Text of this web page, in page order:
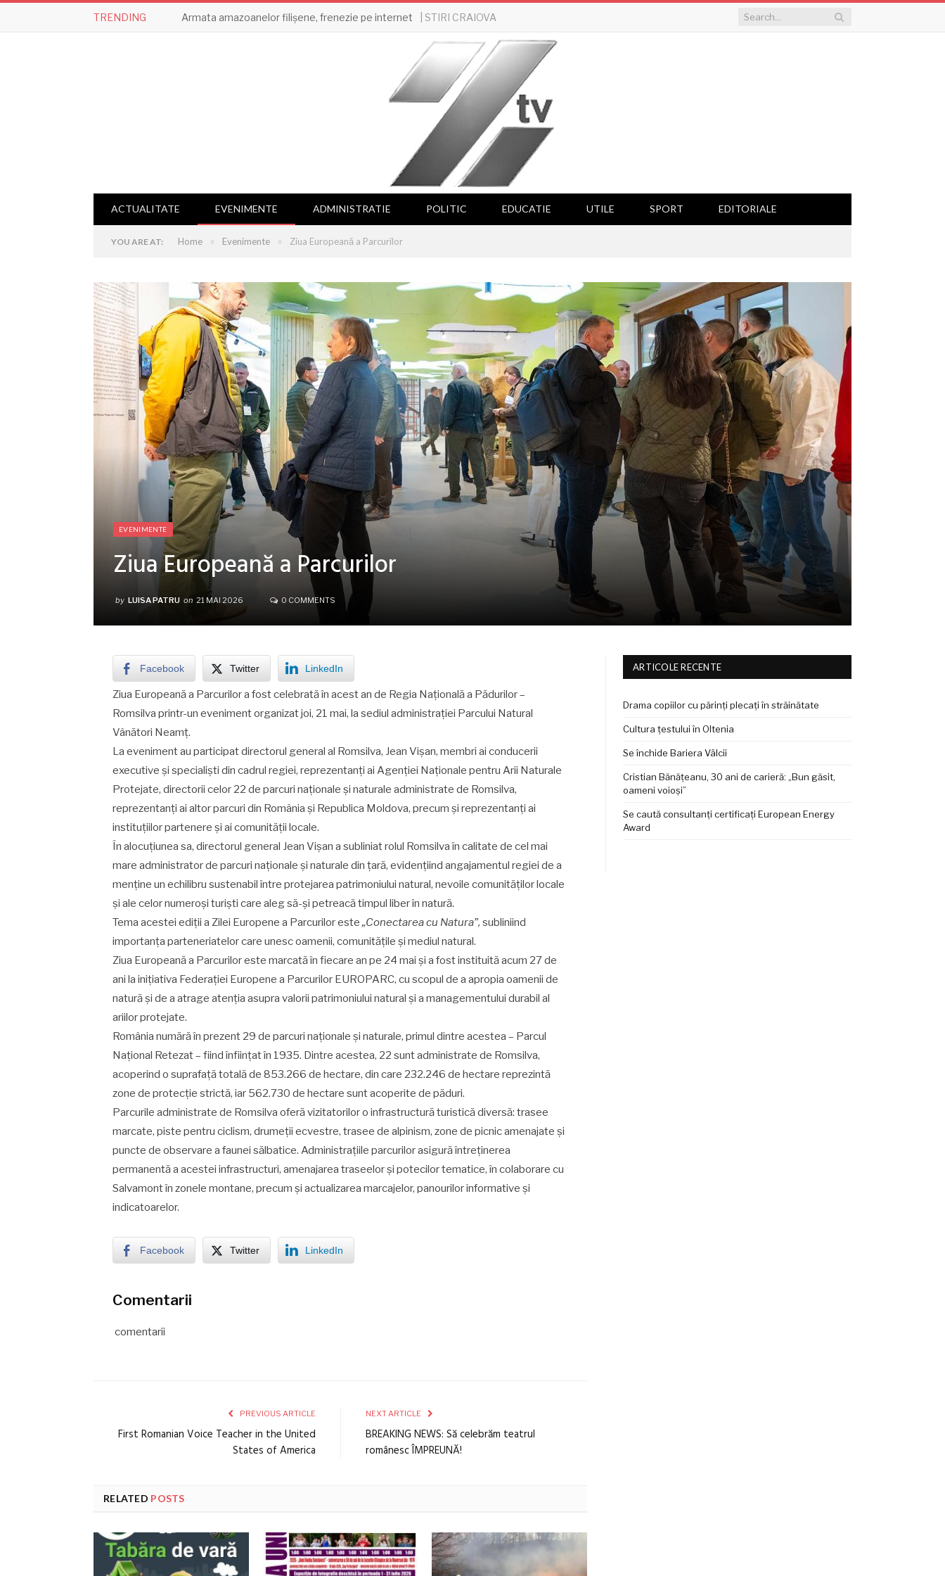
TRENDING Armata amazoanelor filișene, frenezie pe internet | STIRI CRAIOVA
ACTUALITATE EVENIMENTE ADMINISTRATIE POLITIC EDUCATIE UTILE SPORT EDITORIALE
YOU ARE AT: Home » Evenimente » Ziua Europeană a Parcurilor
EVENIMENTE
Ziua Europeană a Parcurilor
by LUISA PATRU on 21 MAI 2026 0 COMMENTS
Facebook Twitter LinkedIn
Ziua Europeană a Parcurilor a fost celebrată în acest an de Regia Națională a Pădurilor –
Romsilva printr-un eveniment organizat joi, 21 mai, la sediul administrației Parcului Natural
Vânători Neamț.
La eveniment au participat directorul general al Romsilva, Jean Vișan, membri ai conducerii
executive și specialiști din cadrul regiei, reprezentanți ai Agenției Naționale pentru Arii Naturale
Protejate, directorii celor 22 de parcuri naționale și naturale administrate de Romsilva,
reprezentanți ai altor parcuri din România și Republica Moldova, precum și reprezentanți ai
instituțiilor partenere și ai comunității locale.
În alocuțiunea sa, directorul general Jean Vișan a subliniat rolul Romsilva în calitate de cel mai
mare administrator de parcuri naționale și naturale din țară, evidențiind angajamentul regiei de a
menține un echilibru sustenabil între protejarea patrimoniului natural, nevoile comunităților locale
și ale celor numeroși turiști care aleg să-și petreacă timpul liber în natură.
Tema acestei ediții a Zilei Europene a Parcurilor este„Conectarea cu Natura”, subliniind
importanța parteneriatelor care unesc oamenii, comunitățile și mediul natural.
Ziua Europeană a Parcurilor este marcată în fiecare an pe 24 mai și a fost instituită acum 27 de
ani la inițiativa Federației Europene a Parcurilor EUROPARC, cu scopul de a apropia oamenii de
natură și de a atrage atenția asupra valorii patrimoniului natural și a managementului durabil al
ariilor protejate.
România numără în prezent 29 de parcuri naționale și naturale, primul dintre acestea – Parcul
Național Retezat – fiind înființat în 1935. Dintre acestea, 22 sunt administrate de Romsilva,
acoperind o suprafață totală de 853.266 de hectare, din care 232.246 de hectare reprezintă
zone de protecție strictă, iar 562.730 de hectare sunt acoperite de păduri.
Parcurile administrate de Romsilva oferă vizitatorilor o infrastructură turistică diversă: trasee
marcate, piste pentru ciclism, drumeții ecvestre, trasee de alpinism, zone de picnic amenajate și
puncte de observare a faunei sălbatice. Administrațiile parcurilor asigură întreținerea
permanentă a acestei infrastructuri, amenajarea traseelor și potecilor tematice, în colaborare cu
Salvamont în zonele montane, precum și actualizarea marcajelor, panourilor informative și
indicatoarelor.
Facebook Twitter LinkedIn
Comentarii
comentarii
PREVIOUS ARTICLE
First Romanian Voice Teacher in the United
States of America
NEXT ARTICLE
BREAKING NEWS: Să celebrăm teatrul
românesc ÎMPREUNĂ!
RELATED POSTS
ARTICOLE RECENTE
Drama copiilor cu părinți plecați în străinătate
Cultura țestului în Oltenia
Se închide Bariera Vâlcii
Cristian Bănățeanu, 30 ani de carieră: „Bun găsit,
oameni voioși”
Se caută consultanți certificați European Energy
Award